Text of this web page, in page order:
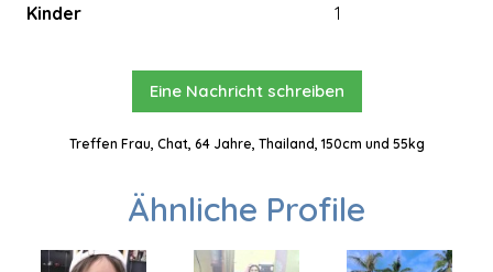
Kinder
1
Eine Nachricht schreiben
Treffen Frau, Chat, 64 Jahre, Thailand, 150cm und 55kg
Ähnliche Profile